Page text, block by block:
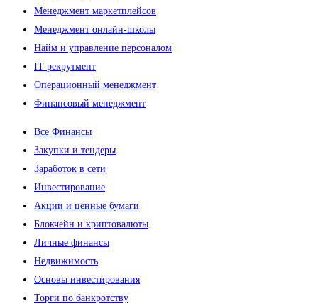
Менеджмент маркетплейсов
Менеджмент онлайн-школы
Найм и управление персоналом
IT-рекрутмент
Операционный менеджмент
Финансовый менеджмент
Все Финансы
Закупки и тендеры
Заработок в сети
Инвестирование
Акции и ценные бумаги
Блокчейн и криптовалюты
Личные финансы
Недвижимость
Основы инвестирования
Торги по банкротству